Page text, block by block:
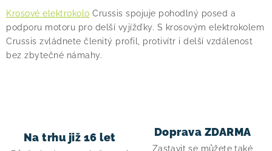
v
l
á
d
Krosové elektrokolo Crussis spojuje pohodlný posed a
podporu motoru pro delší vyjížďky. S krosovým elektrokolem
Crussis zvládnete členitý profil, protivítr i delší vzdálenost
bez zbytečné námahy.
Na trhu již 16 let Doprava ZDARMA
Zastavit se můžete také